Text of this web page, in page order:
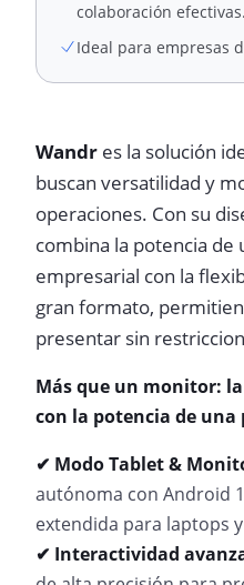
colaboración efectivas.
Ideal para empresas
Wandr es la solución
buscan versatilidad y
operaciones. Con su
combina la potencia
empresarial con la
gran formato,
presentar sin
Más que un monitor:
con la potencia de
✔ Modo Tablet &
autónoma con Android
extendida para laptops
✔ Interactividad